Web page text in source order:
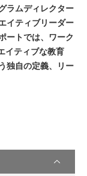
ラムディレクター
イティブリーダー
ートでは、ワーク
イティブな教育
独自の定義、リー